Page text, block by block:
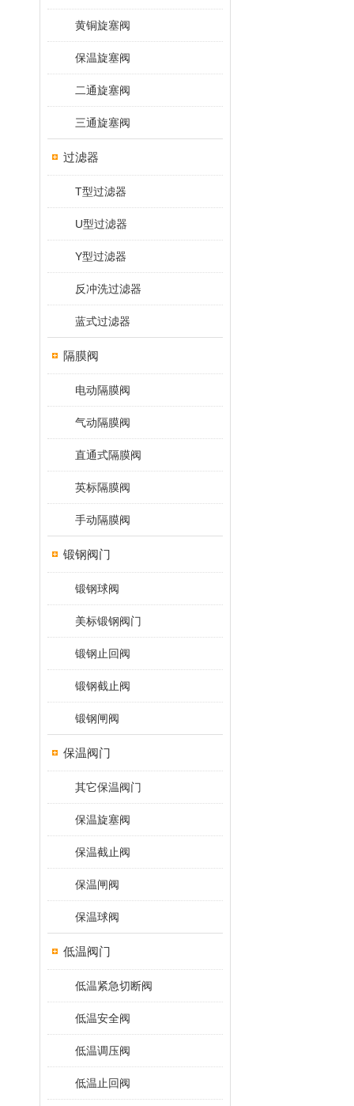
黄铜旋塞阀
保温旋塞阀
二通旋塞阀
三通旋塞阀
过滤器
T型过滤器
U型过滤器
Y型过滤器
反冲洗过滤器
蓝式过滤器
隔膜阀
电动隔膜阀
气动隔膜阀
直通式隔膜阀
英标隔膜阀
手动隔膜阀
锻钢阀门
锻钢球阀
美标锻钢阀门
锻钢止回阀
锻钢截止阀
锻钢闸阀
保温阀门
其它保温阀门
保温旋塞阀
保温截止阀
保温闸阀
保温球阀
低温阀门
低温紧急切断阀
低温安全阀
低温调压阀
低温止回阀